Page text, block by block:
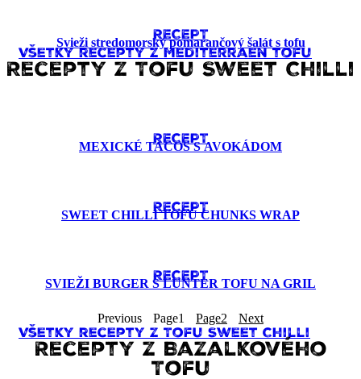
RECEPT
Svieži stredomorský pomarančový šalát s tofu
Všetky recepty z Mediterraen tofu
Recepty z Tofu Sweet Chilli
RECEPT
MEXICKÉ TACOS S AVOKÁDOM
RECEPT
SWEET CHILLI TOFU CHUNKS WRAP
RECEPT
SVIEŽI BURGER S LUNTER TOFU NA GRIL
Previous Page1 Page2 Next
Všetky recepty z Tofu Sweet Chilli
Recepty z Bazalkového
Tofu